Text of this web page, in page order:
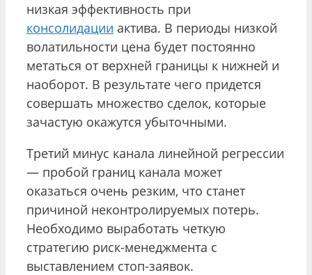
низкая эффективность при
консолидации актива. В периоды низкой
волатильности цена будет постоянно
метаться от верхней границы к нижней и
наоборот. В результате чего придется
совершать множество сделок, которые
зачастую окажутся убыточными.
Третий минус канала линейной регрессии
— пробой границ канала может
оказаться очень резким, что станет
причиной неконтролируемых потерь.
Необходимо выработать четкую
стратегию риск-менеджмента с
выставлением стоп-заявок.